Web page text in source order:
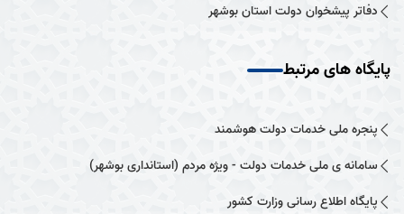
دفاتر پیشخوان دولت استان بوشهر
پایگاه های مرتبط
پنجره ملی خدمات دولت هوشمند
سامانه ی ملی خدمات دولت - ویژه مردم (استانداری بوشهر)
پایگاه اطلاع رسانی وزارت کشور